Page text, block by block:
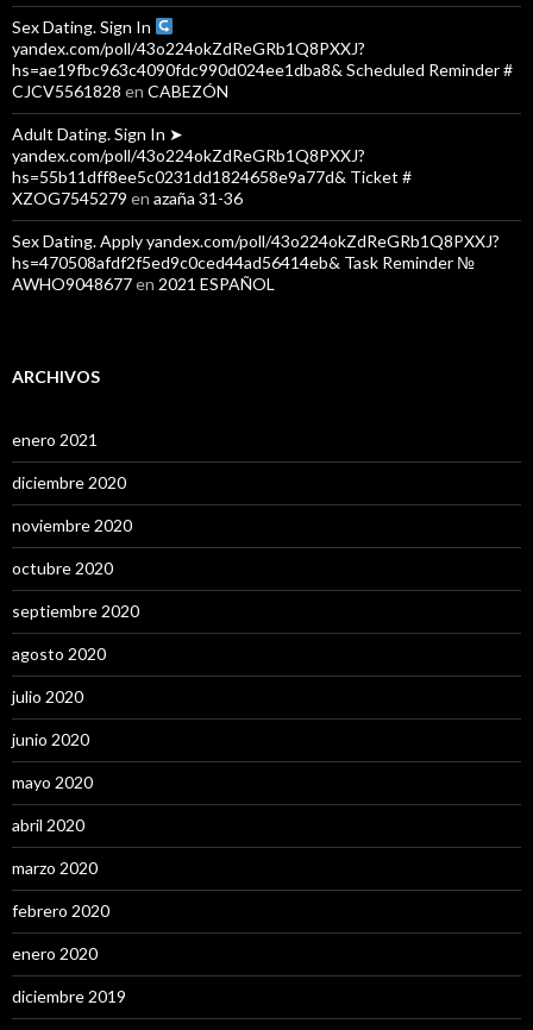
Sex Dating. Sign In
yandex.com/poll/43o224okZdReGRb1Q8PXXJ?
hs=ae19fbc963c4090fdc990d024ee1dba8& Scheduled Reminder #
CJCV5561828 en CABEZÓN
Adult Dating. Sign In ➤
yandex.com/poll/43o224okZdReGRb1Q8PXXJ?
hs=55b11dff8ee5c0231dd1824658e9a77d& Ticket #
XZOG7545279 en azaña 31-36
Sex Dating. Apply yandex.com/poll/43o224okZdReGRb1Q8PXXJ?
hs=470508afdf2f5ed9c0ced44ad56414eb& Task Reminder №
AWHO9048677en 2021 ESPAÑOL
ARCHIVOS
enero 2021
diciembre 2020
noviembre 2020
octubre 2020
septiembre 2020
agosto 2020
julio 2020
junio 2020
mayo 2020
abril 2020
marzo 2020
febrero 2020
enero 2020
diciembre 2019